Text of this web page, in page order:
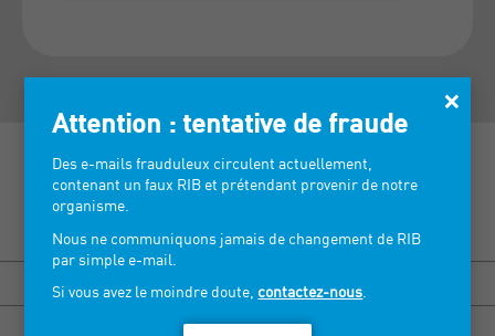
Découvrez nos salons >
BISOU MARSEILLE
HEXAGONE RENNES
×
Attention : tentative de fraude
Des e-mails frauduleux circulent actuellement,
contenant un faux RIB et prétendant provenir de notre
organisme.
Nous ne communiquons jamais de changement de RIB
par simple e-mail.
Si vous avez le moindre doute, contactez-nous